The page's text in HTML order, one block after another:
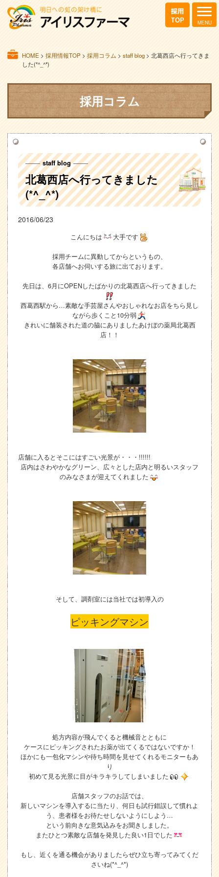
HOME > 採用情報TOP > 採用コラム > staff blog > 北葛西店へ行ってきま
した(*^_^*)
採用コラム
staff blog
北葛西店へ行ってきました
(*^_^*)
2016/06/23
こんにちは 大手です
採用チームに異動してからというもの、
各店舗へお伺いする旅に出ております。
先日は、6月にOPENしたばかりの北葛西店へ行ってきました
西葛西駅から…素敵な手芸屋さんやおしゃれなお店をちら見し
ながら歩くこと10分弱
きれいに舗装された道の脇にありましたあけぼの薬局北葛西
店！！
店舗に入るとそこにはすごい光景が・・・!!!!!!
店内はさわやかなグリーン、広々とした店内と明るいスタッフ
のみなさまが迎えてくれました
そして、調剤室には当社では初導入の
ピッキングマシン
処方内容が飛んでくると機械音とともに
ケースにピッキングされたお薬が出てくるではないですか！
ほかにも一包化マシンや待ち時間を見せてくれるモニターもあ
り
初めて見る光景に目がキラキラしてしまいました
店舗スタッフのお話では、
新しいマシンを導入するに当たり、何日も試行錯誤して慣れよ
う、患者様をお待たせしないようにしよう…
という前向きな意気込みをお聞きしました。
またひとつ素敵な店舗を発見した良い1日でした
もし、近くを通る機会がありましたらぜひ立ち寄ってみてくだ
さいね(*^_^*)